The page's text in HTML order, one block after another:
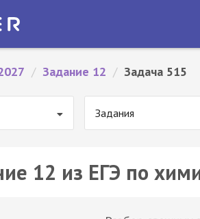
/ Задание 12 / Задача 515
Задания
12 из ЕГЭ по